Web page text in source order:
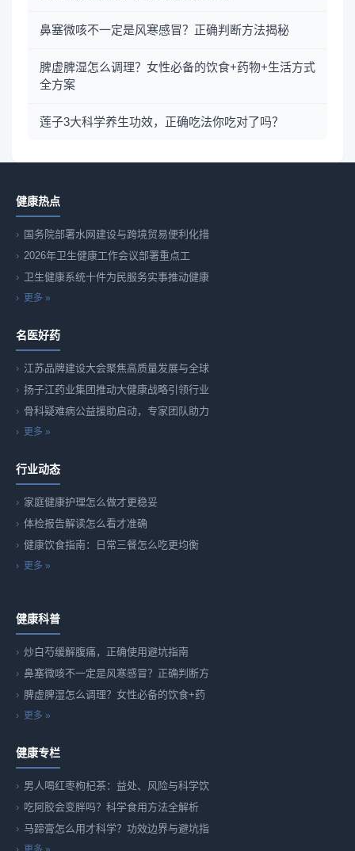
鼻塞微咳不一定是风寒感冒？正确判断方法揭秘
脾虚脾湿怎么调理？女性必备的饮食+药物+生活方式
全方案
莲子3大科学养生功效，正确吃法你吃对了吗？
健康热点
国务院部署水网建设与跨境贸易便利化措
2026年卫生健康工作会议部署重点工
卫生健康系统十件为民服务实事推动健康
更多 »
名医好药
江苏品牌建设大会聚焦高质量发展与全球
扬子江药业集团推动大健康战略引领行业
骨科疑难病公益援助启动，专家团队助力
更多 »
行业动态
家庭健康护理怎么做才更稳妥
体检报告解读怎么看才准确
健康饮食指南：日常三餐怎么吃更均衡
更多 »
健康科普
炒白芍缓解腹痛，正确使用避坑指南
鼻塞微咳不一定是风寒感冒？正确判断方
脾虚脾湿怎么调理？女性必备的饮食+药
更多 »
健康专栏
男人喝红枣枸杞茶：益处、风险与科学饮
吃阿胶会变胖吗？科学食用方法全解析
马蹄膏怎么用才科学？功效边界与避坑指